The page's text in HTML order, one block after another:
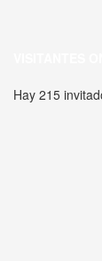
Hay 215